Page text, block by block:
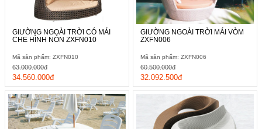
GIƯỜNG NGOÀI TRỜI CÓ MÁI
CHE HÌNH NÓN ZXFN010
Mã sản phẩm: ZXFN010
34.560.000đ
63.000.000đ
GIƯỜNG NGOÀI TRỜI MÁI VÒM
ZXFN006
Mã sản phẩm: ZXFN006
32.092.500đ
60.500.000đ